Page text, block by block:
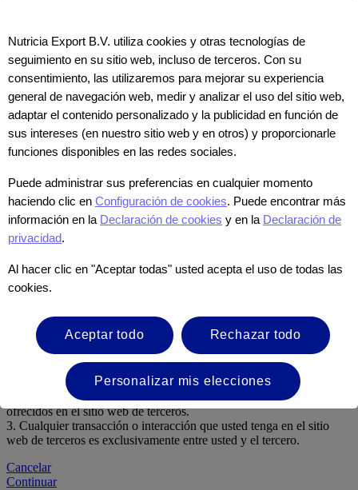
Crecimiento
Fortini
Suplemento nutricional en polvo con proteínas, lípidos,
vitaminas y minerales.
1 - 10 años de edad.
Conoce más
Usted está a punto de abandonar el sitio web de
Nutricia Export B.V. ("Nutricia") y acceder a un
sitio web de terceros.
Antes de continuar, queremos informarle lo siguiente:
1. El sitio web de terceros al que está accediendo no es operado ni
controlado por Nutricia.
2. Nutricia no es responsable del contenido, servicios o productos
ofrecidos en el sitio web de terceros.
3. Cualquier transacción o interacción que usted tenga en el sitio
web de terceros es exclusivamente entre usted y el tercero.
Cancelar
Continuar
Nutricia Export B.V. utiliza cookies y otras tecnologías de
seguimiento en su sitio web, incluso de terceros. Con su
consentimiento, las utilizaremos para mejorar su experiencia
general de navegación web, medir y analizar el uso del sitio web,
adaptar el contenido personalizado y la publicidad en función de
sus intereses (en nuestro sitio web y en otros) y proporcionarle
funciones disponibles en las redes sociales.
Puede administrar sus preferencias en cualquier momento
haciendo clic en Configuración de cookies. Puede encontrar más
información en la Declaración de cookies y en la Declaración de
privacidad.
Al hacer clic en "Aceptar todas" usted acepta el uso de todas las
cookies.
Aceptar todo Rechazar todo
Personalizar mis elecciones